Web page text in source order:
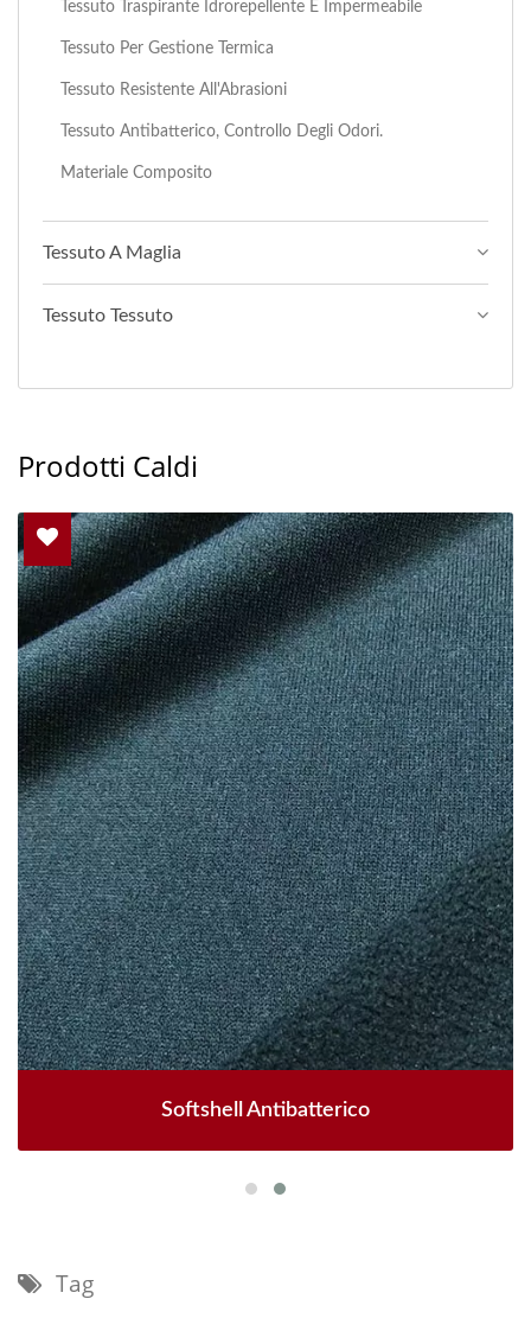
Tessuto Traspirante Idrorepellente E Impermeabile
Tessuto Per Gestione Termica
Tessuto Resistente All'Abrasioni
Tessuto Antibatterico, Controllo Degli Odori.
Materiale Composito
Tessuto A Maglia
Tessuto Tessuto
Prodotti Caldi
Softshell Antibatterico
Tag